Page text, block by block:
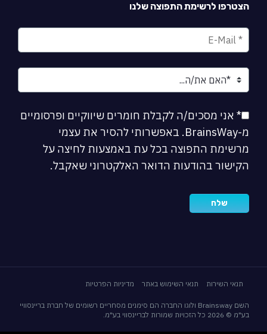
הצטרפו לרשימת התפוצה שלנו
* אני מסכים/ה לקבלת חומרים שיווקיים ופרסומיים
מ-BrainsWay. באפשרותי להסיר את עצמי
מרשימת התפוצה בכל עת באמצעות לחיצה על
הקישור בהודעות הדואר האלקטרוני שאקבל.
תנאי השירות תנאי השימוש באתר מדיניות הפרטיות
השם Brainsway ולוגו החברה הם סימנים מסחריים רשומים של חברת בריינסוויי
בע"מ © 2026 כל הזכויות שמורות לבריינסווי בע"מ.